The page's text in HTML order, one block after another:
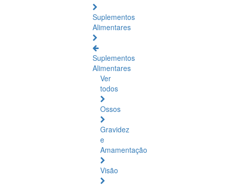
Suplementos
Alimentares
Suplementos
Alimentares
Ver
todos
Ossos
Gravidez
e
Amamentação
Visão